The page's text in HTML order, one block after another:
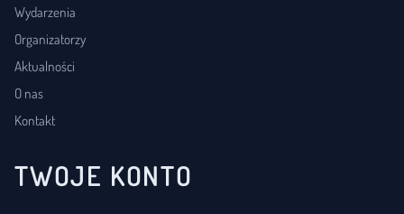
Wydarzenia
Organizatorzy
Aktualności
O nas
Kontakt
TWOJE KONTO